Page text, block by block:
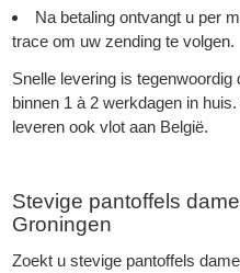
Na betaling ontvangt u per
trace om uw zending te volgen.
Snelle levering is
binnen 1 à 2 werkdagen in
leveren ook vlot aan België.
Stevige pantoffels
Groningen
Zoekt u stevige pantoffels